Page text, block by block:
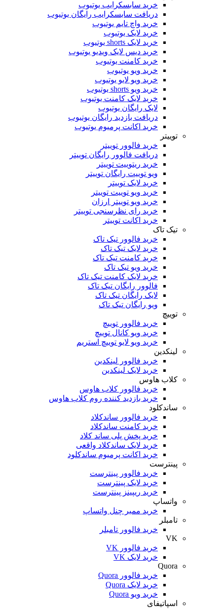
خرید سابسکرایب یوتیوب
دریافت سابسکرایب رایگان یوتیوب
خرید واچ تایم یوتیوب
خرید لایک یوتیوب
خرید لایک shorts یوتیوب
خرید دیس لایک ویدیو یوتیوب
خرید کامنت یوتیوب
خرید ویو یوتیوب
خرید ویو لایو یوتیوب
خرید ویو shorts یوتیوب
خرید لایک کامنت یوتیوب
لایک رایگان یوتیوب
دریافت بازدید رایگان یوتیوب
خرید اکانت پرمیوم یوتیوب
توییتر
خرید فالوور توییتر
دریافت فالوور رایگان توییتر
خرید ریتوییت توییتر
ویو توییت رایگان توییتر
خرید لایک توییتر
خرید ویو توییت توییتر
خرید ویو توییتر ارزان
خرید رای نظرسنجی توییتر
خرید اکانت توییتر
تیک تاک
خرید فالوور تیک تاک
خرید لایک تیک تاک
خرید کامنت تیک ‌تاک
خرید ویو تیک تاک
خرید لایک کامنت تیک تاک
فالوور رایگان تیک تاک
لایک رایگان تیک تاک
ویو رایگان تیک تاک
توییچ
خرید فالوور توییچ
خرید ویو کانال توییچ
خرید ویو لایو توییچ استریم
لینکدین
خرید فالوور لینکدین
خرید لایک لینکدین
کلاب هاوس
خرید فالوور کلاب هاوس
خرید بازدید کننده روم کلاب هاوس
ساندکلود
خرید فالوور ساندکلاد
خرید کامنت ساندکلاد
خرید پخش پلی ساند کلاد
خرید لایک ساندکلاد واقعی
خرید اکانت پرمیوم ساندکلود
پینترست
خرید فالوور پینترست
خرید لایک پینترست
خرید ریپینز پینترست
واتساپ
خرید ممبر چنل واتساپ
تامبلر
خرید فالوور تامبلر
VK
خرید فالوور VK
خرید لایک VK
Quora
خرید فالوور Quora
خرید لایک Quora
خرید ویو Quora
اسپاتیفای